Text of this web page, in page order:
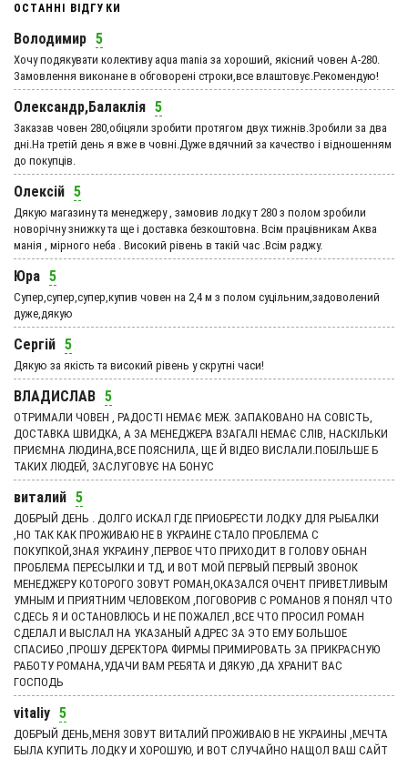
ОСТАННІ ВІДГУКИ
Володимир 5
Хочу подякувати колективу aqua mania за хороший, якісний човен А-280.
Замовлення виконане в обговорені строки,все влаштовує.Рекомендую!
Олександр,Балаклія 5
Заказав човен 280,обіцяли зробити протягом двух тижнів.Зробили за два
дні.На третій день я вже в човні.Дуже вдячний за качество і відношенням
до покупців.
Олексій 5
Дякую магазину та менеджеру , замовив лодку т 280 з полом зробили
новорічну знижку та ще і доставка безкоштовна. Всім працівникам Аква
манія , мірного неба . Високий рівень в такій час .Всім раджу.
Юра 5
Супер,супер,супер,купив човен на 2,4 м з полом суцільним,задоволений
дуже,дякую
Сергій 5
Дякую за якість та високий рівень у скрутні часи!
ВЛАДИСЛАВ 5
ОТРИМАЛИ ЧОВЕН , РАДОСТІ НЕМАЄ МЕЖ. ЗАПАКОВАНО НА СОВІСТЬ,
ДОСТАВКА ШВИДКА, А ЗА МЕНЕДЖЕРА ВЗАГАЛІ НЕМАЄ СЛІВ, НАСКІЛЬКИ
ПРИЄМНА ЛЮДИНА,ВСЕ ПОЯСНИЛА, ЩЕ Й ВІДЕО ВИСЛАЛИ.ПОБІЛЬШЕ Б
ТАКИХ ЛЮДЕЙ, ЗАСЛУГОВУЄ НА БОНУС
виталий 5
ДОБРЫЙ ДЕНЬ . ДОЛГО ИСКАЛ ГДЕ ПРИОБРЕСТИ ЛОДКУ ДЛЯ РЫБАЛКИ
,НО ТАК КАК ПРОЖИВАЮ НЕ В УКРАИНЕ СТАЛО ПРОБЛЕМА С
ПОКУПКОЙ,ЗНАЯ УКРАИНУ ,ПЕРВОЕ ЧТО ПРИХОДИТ В ГОЛОВУ ОБНАН
ПРОБЛЕМА ПЕРЕСЫЛКИ И ТД, И ВОТ МОЙ ПЕРВЫЙ ПЕРВЫЙ ЗВОНОК
МЕНЕДЖЕРУ КОТОРОГО ЗОВУТ РОМАН,ОКАЗАЛСЯ ОЧЕНТ ПРИВЕТЛИВЫМ
УМНЫМ И ПРИЯТНИМ ЧЕЛОВЕКОМ ,ПОГОВОРИВ С РОМАНОВ Я ПОНЯЛ ЧТО
СДЕСЬ Я И ОСТАНОВЛЮСЬ И НЕ ПОЖАЛЕЛ ,ВСЕ ЧТО ПРОСИЛ РОМАН
СДЕЛАЛ И ВЫСЛАЛ НА УКАЗАНЫЙ АДРЕС ЗА ЭТО ЕМУ БОЛЬШОЕ
СПАСИБО ,ПРОШУ ДЕРЕКТОРА ФИРМЫ ПРИМИРОВАТЬ ЗА ПРИКРАСНУЮ
РАБОТУ РОМАНА,УДАЧИ ВАМ РЕБЯТА И ДЯКУЮ ,ДА ХРАНИТ ВАС
ГОСПОДЬ
vitaliy 5
ДОБРЫЙ ДЕНЬ,МЕНЯ ЗОВУТ ВИТАЛИЙ ПРОЖИВАЮ В НЕ УКРАИНЫ ,МЕЧТА
БЫЛА КУПИТЬ ЛОДКУ И ХОРОШУЮ, И ВОТ СЛУЧАЙНО НАЩОЛ ВАШ САЙТ